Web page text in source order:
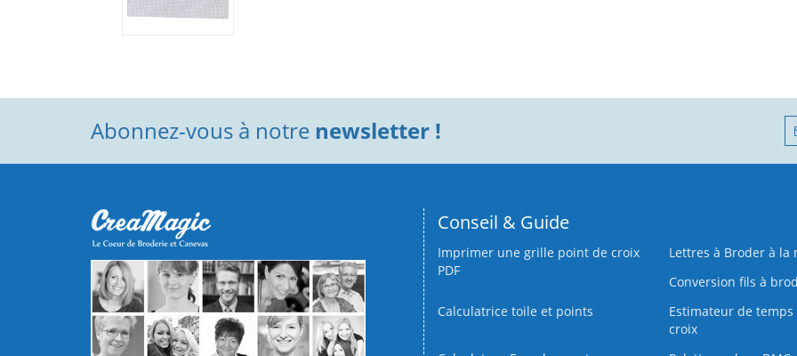
Abonnez-vous à notre newsletter !
Conseil & Guide
Imprimer une grille point de croix
PDF
Lettres à Broder à la
Conversion fils à
Calculatrice toile et points
Estimateur de temps
croix